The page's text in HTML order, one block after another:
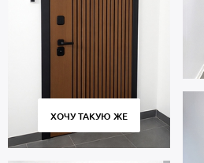
ХОЧУ ТАКУЮ ЖЕ